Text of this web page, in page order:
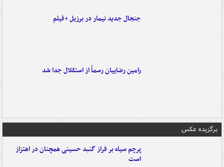
جنجال جدید نیمار در برزیل +فیلم
رامین رضاییان رسماً از استقلال جدا شد
برگزیده عکس
پرچم سیاه بر فراز گنبد حسینی همچنان در اهتزاز
است